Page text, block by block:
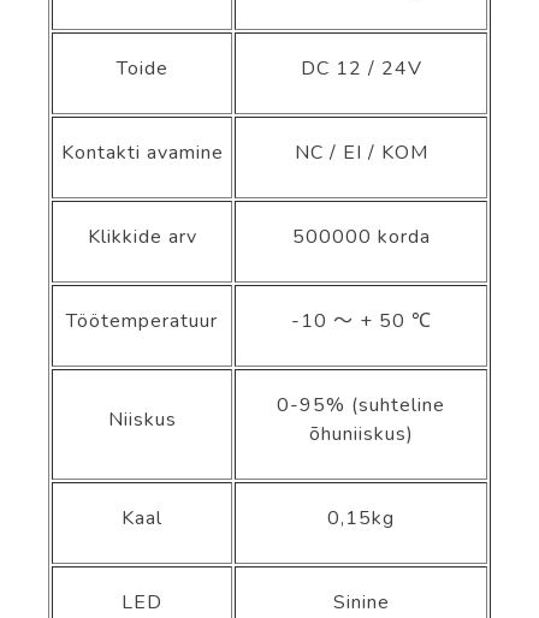
Toide DC 12 / 24V
Kontakti avamine NC / EI / KOM
Klikkide arv 500000 korda
Töötemperatuur -10 ～ + 50 ℃
Niiskus
0-95% (suhteline
õhuniiskus)
Kaal 0,15kg
LED Sinine